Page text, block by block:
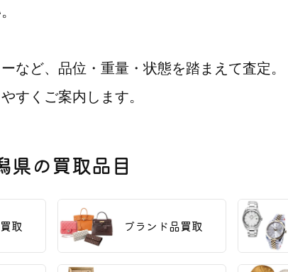
など、品位・重量・状態を踏まえて査定。
すくご案内します。
県の買取品目
取 ブランド品買取